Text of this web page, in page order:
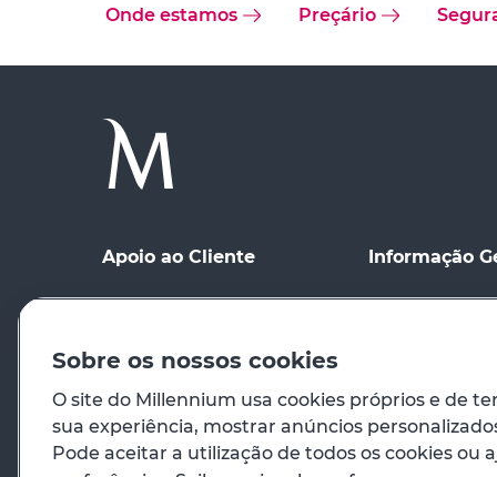
Onde estamos Preçário
Apoio ao Cliente
Ponto de contacto
Preçário
Em caso de emergência
Informação
Condições
Condições de
Princípios
Venda de
Sobre os nossos cookies
O site do Millennium usa cookies próprios e de
sua experiência, mostrar anúncios
Pode aceitar a utilização de todos os cookies ou